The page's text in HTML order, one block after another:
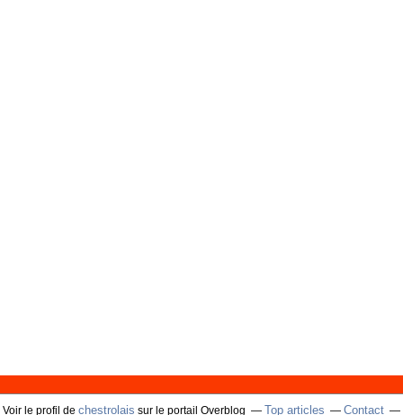
Voir le profil de chestrolais sur le portail Overblog Top articles Contact